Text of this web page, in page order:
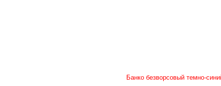
Банко безворсовый темно-